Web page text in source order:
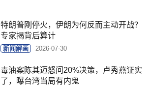
特朗普刚停火，伊朗为何反而主动开战？
专家揭背后算计
新闻解画 2026-07-30
毒油案陈其迈怒问20%决策，卢秀燕证实
了，曝台湾当局有内鬼